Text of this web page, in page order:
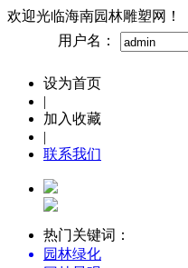
欢迎光临海南园林雕塑网！
用户名：
设为首页
|
加入收藏
|
联系我们
热门关键词：
园林绿化